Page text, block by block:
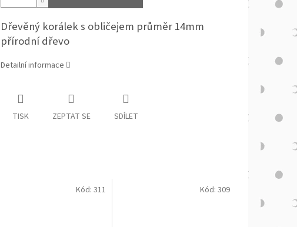
Dřevěný korálek s obličejem průměr 14mm
přírodní dřevo
Detailní informace
TISK ZEPTAT SE SDÍLET
Kód:311 Kód: 309